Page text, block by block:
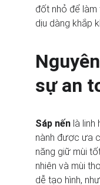
đốt nhỏ để
dịu dàng khắp
sự an
Sáp nến là linh
nành được ưa
năng giữ mùi
nhiên và mùi
dễ tạo hình,